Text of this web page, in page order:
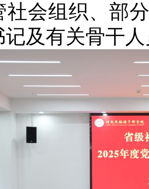
社会组织、部
记及有关骨干